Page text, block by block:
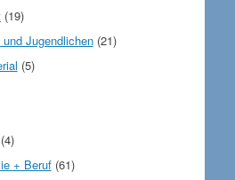
(19)
Jugendlichen(21)
(5)
+ Beruf(61)